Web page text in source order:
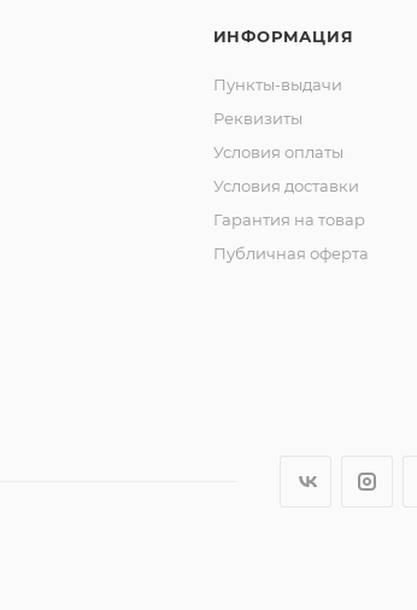
ИНФОРМАЦИЯ
Пункты-выдачи
Реквизиты
Условия оплаты
Условия доставки
Гарантия на товар
Публичная оферта